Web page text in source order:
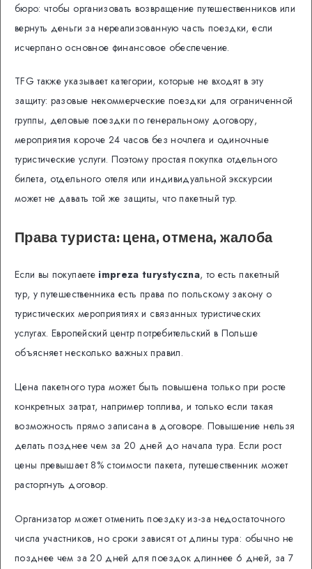
бюро: чтобы организовать возвращение путешественников или
вернуть деньги за нереализованную часть поездки, если
исчерпано основное финансовое обеспечение.
TFG также указывает категории, которые не входят в эту
защиту: разовые некоммерческие поездки для ограниченной
группы, деловые поездки по генеральному договору,
мероприятия короче 24 часов без ночлега и одиночные
туристические услуги. Поэтому простая покупка отдельного
билета, отдельного отеля или индивидуальной экскурсии
может не давать той же защиты, что пакетный тур.
Права туриста: цена, отмена, жалоба
Если вы покупаете impreza turystyczna, то есть пакетный
тур, у путешественника есть права по польскому закону о
туристических мероприятиях и связанных туристических
услугах. Европейский центр потребительский в Польше
объясняет несколько важных правил.
Цена пакетного тура может быть повышена только при росте
конкретных затрат, например топлива, и только если такая
возможность прямо записана в договоре. Повышение нельзя
делать позднее чем за 20 дней до начала тура. Если рост
цены превышает 8% стоимости пакета, путешественник может
расторгнуть договор.
Организатор может отменить поездку из-за недостаточного
числа участников, но сроки зависят от длины тура: обычно не
позднее чем за 20 дней для поездок длиннее 6 дней, за 7